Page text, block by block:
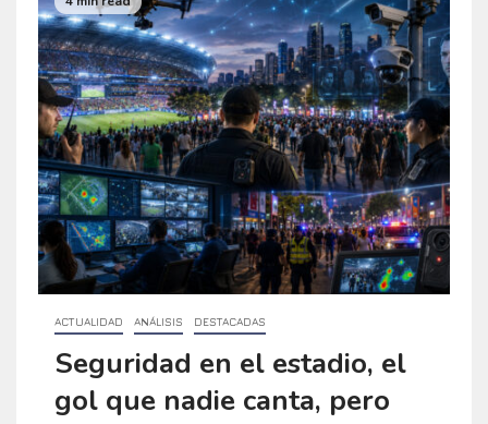
ACTUALIDAD ANÁLISIS DESTACADAS
Seguridad en el estadio, el
gol que nadie canta, pero